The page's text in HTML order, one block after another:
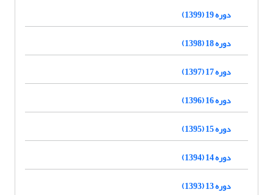
دوره 19 (1399)
دوره 18 (1398)
دوره 17 (1397)
دوره 16 (1396)
دوره 15 (1395)
دوره 14 (1394)
دوره 13 (1393)